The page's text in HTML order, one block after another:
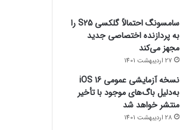
سامسونگ احتمالاً گلکسی S25 را
به پردازنده اختصاصی جدید
مجهز می‌کند
27 اردیبهشت 1401
نسخه آزمایشی عمومی iOS 16
به‌دلیل باگ‌های موجود با تأخیر
منتشر خواهد شد
28 اردیبهشت 1401